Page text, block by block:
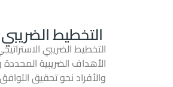
التخطيط
التخطيط الضريبي
الأهداف الضريبية
والأفراد نحو تحقيق